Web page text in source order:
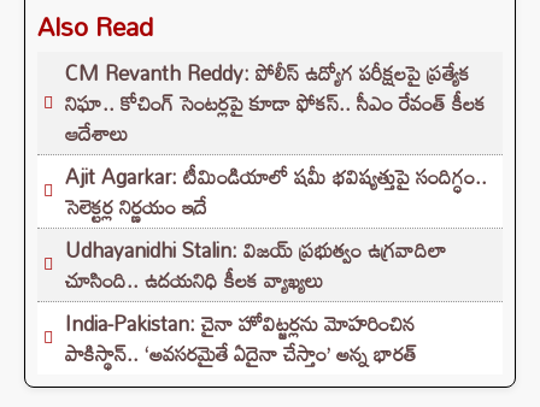
Also Read
CM Revanth Reddy: పోలీస్ ఉద్యోగ పరీక్షలపై ప్రత్యేక
నిఘా.. కోచింగ్ సెంటర్లపై కూడా ఫోకస్.. సీఎం రేవంత్ కీలక
ఆదేశాలు
Ajit Agarkar: టీమిండియాలో షమీ భవిష్యత్తుపై సందిగ్ధం..
సెలెక్టర్ల నిర్ణయం ఇదే
Udhayanidhi Stalin: విజయ్ ప్రభుత్వం ఉగ్రవాదిలా
చూసింది.. ఉదయనిధి కీలక వ్యాఖ్యలు
India-Pakistan: చైనా హోవిట్జర్లను మోహరించిన
పాకిస్థాన్.. ‘అవసరమైతే ఏదైనా చేస్తాం’ అన్న భారత్